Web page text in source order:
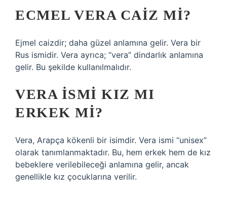
ECMEL VERA CAIZ MI?
Ejmel caizdir; daha güzel anlamına gelir. Vera bir
Rus ismidir. Vera ayrıca; “vera” dindarlık anlamına
gelir. Bu şekilde kullanılmalıdır.
VERA ISMI KIZ MI
ERKEK MI?
Vera, Arapça kökenli bir isimdir. Vera ismi “unisex”
olarak tanımlanmaktadır. Bu, hem erkek hem de kız
bebeklere verilebileceği anlamına gelir, ancak
genellikle kız çocuklarına verilir.